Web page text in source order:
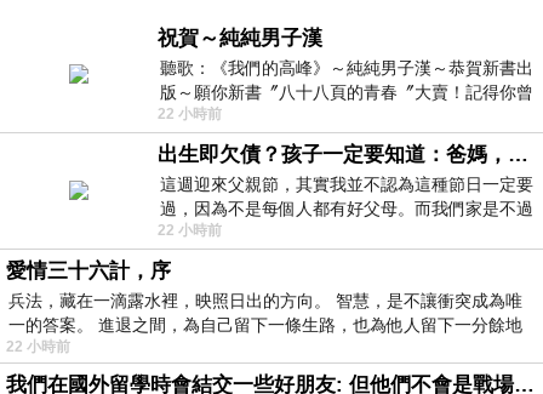
祝賀～純純男子漢
聽歌：《我們的高峰》～純純男子漢～恭賀新書出
版～願你新書〞八十八頁的青春〞大賣！記得你曾
經在我的版留言…「好讚的圖^^感覺大家
22 小時前
出生即欠債？孩子一定要知道：爸媽，其實我不欠你們
這週迎來父親節，其實我並不認為這種節日一定要
過，因為不是每個人都有好父母。而我們家是不過
節的，平時也沒什麼儀式感，生活趨近冷
22 小時前
愛情三十六計，序
兵法，藏在一滴露水裡，映照日出的方向。 智慧，是不讓衝突成為唯
一的答案。 進退之間，為自己留下一條生路，也為他人留下一分餘地
22 小時前
我們在國外留學時會結交一些好朋友: 但他們不會是戰場上的朋友